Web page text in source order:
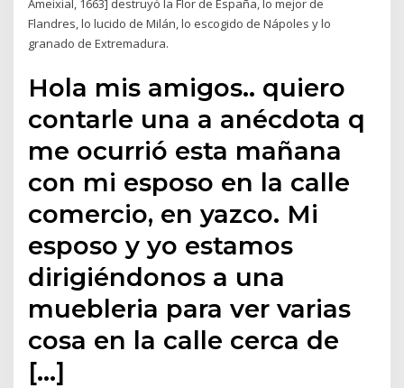
Ameixial, 1663] destruyó la Flor de España, lo mejor de
Flandres, lo lucido de Milán, lo escogido de Nápoles y lo
granado de Extremadura.
Hola mis amigos.. quiero
contarle una a anécdota q
me ocurrió esta mañana
con mi esposo en la calle
comercio, en yazco. Mi
esposo y yo estamos
dirigiéndonos a una
muebleria para ver varias
cosa en la calle cerca de
[…]